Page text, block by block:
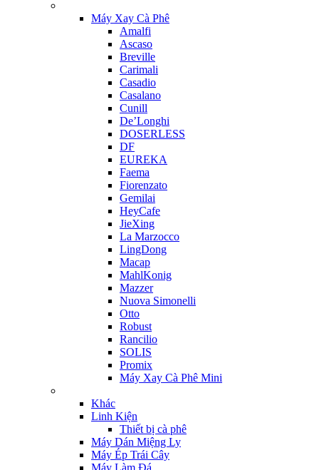
Máy Xay Cà Phê
Amalfi
Ascaso
Breville
Carimali
Casadio
Casalano
Cunill
De’Longhi
DOSERLESS
DF
EUREKA
Faema
Fiorenzato
Gemilai
HeyCafe
JieXing
La Marzocco
LingDong
Macap
MahlKonig
Mazzer
Nuova Simonelli
Otto
Robust
Rancilio
SOLIS
Promix
Máy Xay Cà Phê Mini
Khác
Linh Kiện
Thiết bị cà phê
Máy Dán Miệng Ly
Máy Ép Trái Cây